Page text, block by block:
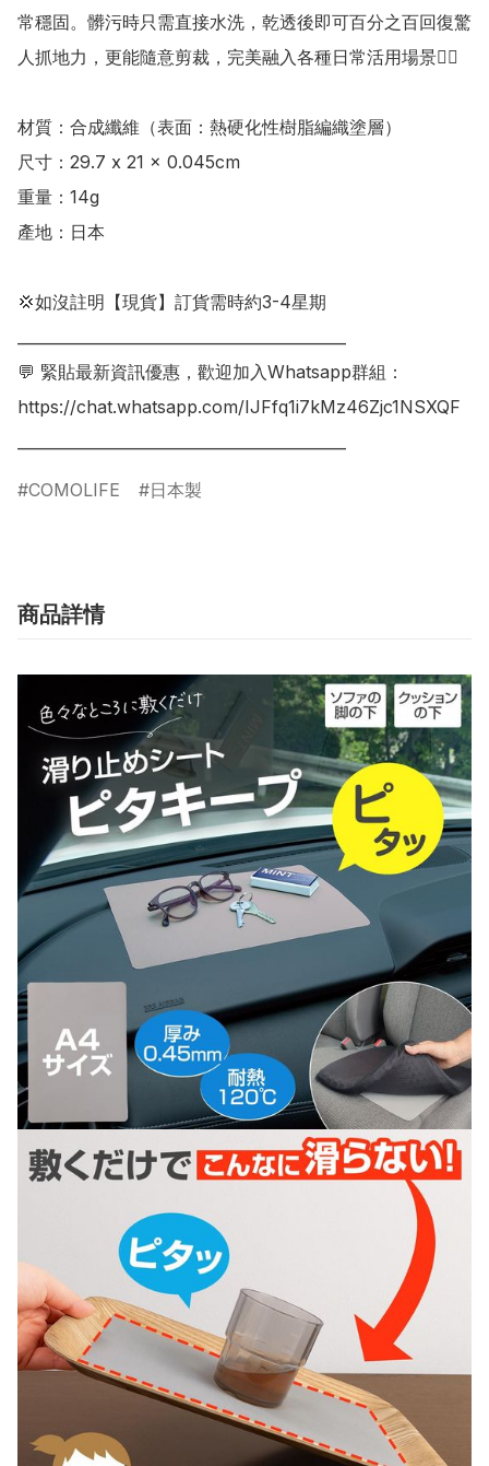
常穩固。髒污時只需直接水洗，乾透後即可百分之百回復驚
人抓地力，更能隨意剪裁，完美融入各種日常活用場景👍🏻
材質：合成纖維（表面：熱硬化性樹脂編織塗層）
尺寸：29.7 x 21 x 0.045cm
重量：14g
產地：日本
💢如沒註明【現貨】訂貨需時約3-4星期
💬 緊貼最新資訊優惠，歡迎加入Whatsapp群組：
https://chat.whatsapp.com/IJFfq1i7kMz46Zjc1NSXQF
COMOLIFE 日本製
商品詳情